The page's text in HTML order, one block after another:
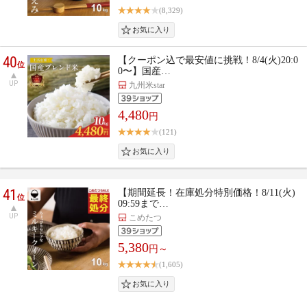
(8,329)
40位
UP
【クーポン込で最安値に挑戦！8/4(火)20:0
0〜】国産…
九州米star
4,480円
(121)
41位
UP
【期間延長！在庫処分特別価格！8/11(火)
09:59まで…
こめたつ
5,380円～
(1,605)